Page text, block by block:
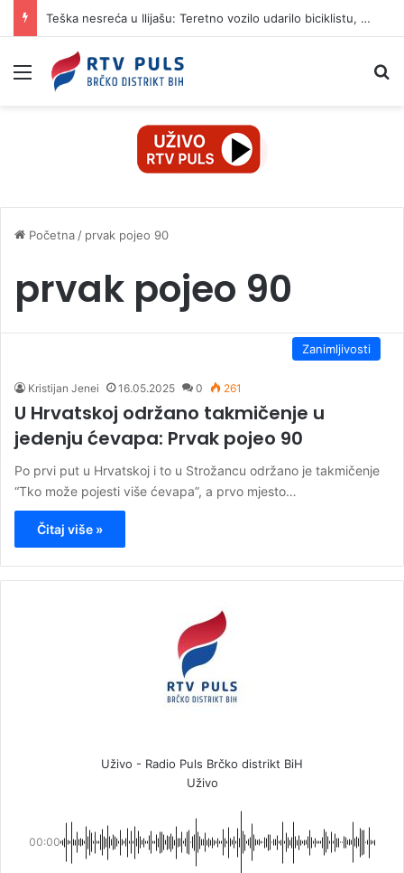
Teška nesreća u Ilijašu: Teretno vozilo udarilo biciklistu, 75-godišnjak zadržan u bolnici
Izbornik
Početna / prvak pojeo 90
prvak pojeo 90
Zanimljivosti
Kristijan Jenei 16.05.2025 0 261
U Hrvatskoj održano takmičenje u
jedenju ćevapa: Prvak pojeo 90
Po prvi put u Hrvatskoj i to u Strožancu održano je takmičenje
“Tko može pojesti više ćevapa”, a prvo mjesto…
Čitaj više »
Uživo - Radio Puls Brčko distrikt BiH
Uživo
00:00